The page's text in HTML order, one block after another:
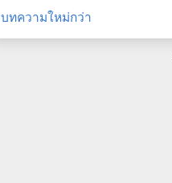
บทความใหม่กว่า